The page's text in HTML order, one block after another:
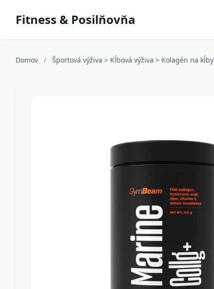
Fitness & Posilňovňa
Domov / Športová výživa > Kĺbová výživa > Kolagén na kĺby